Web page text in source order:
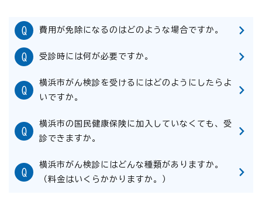
費用が免除になるのはどのような場合ですか。
受診時には何が必要ですか。
横浜市がん検診を受けるにはどのようにしたらよ
いですか。
横浜市の国民健康保険に加入していなくても、受
診できますか。
横浜市がん検診にはどんな種類がありますか。
（料金はいくらかかりますか。）